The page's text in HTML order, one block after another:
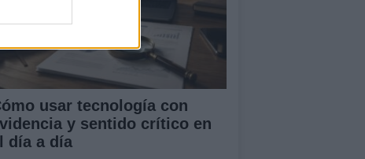
usar tecnología con
y sentido crítico en
día a día